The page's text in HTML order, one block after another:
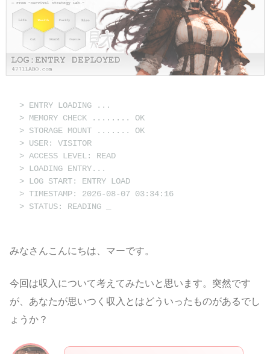
> ENTRY LOADING ...
> MEMORY CHECK ........ OK
> STORAGE MOUNT ....... OK
> USER: VISITOR
> ACCESS LEVEL: READ
> LOADING ENTRY...
> LOG START: ENTRY LOAD
> TIMESTAMP: 2026-08-07 03:34:16
> STATUS: READING
みなさんこんにちは、マーです。
今回は収入について考えてみたいと思います。突然です
が、あなたが思いつく収入とはどういったものがあるでし
ょうか？